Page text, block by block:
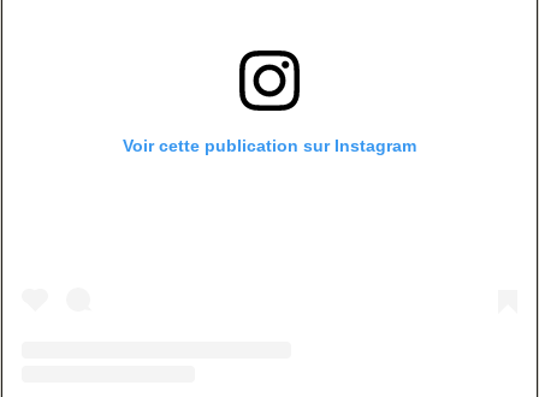
Voir cette publication sur Instagram